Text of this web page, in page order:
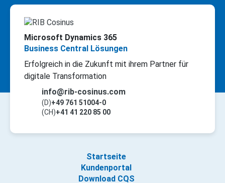
Microsoft Dynamics 365
Business Central Lösungen
Erfolgreich in die Zukunft mit ihrem Partner für
digitale Transformation
info@rib-cosinus.com
(D)+49 761 51004-0
(CH)+41 41 220 85 00
Startseite
Kundenportal
Download CQS